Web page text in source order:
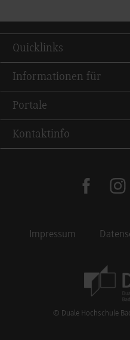
Quicklinks
Informationen für
Portale
Kontaktinfo
facebook
Impressum
© Duale Hochschule